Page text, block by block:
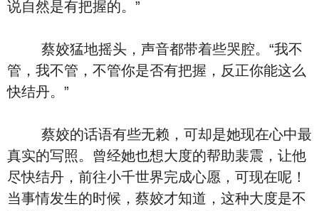
说自然是有把握的。”
蔡姣猛地摇头，声音都带着些哭腔。“我不
管，我不管，不管你是否有把握，反正你能这么
快结丹。”
蔡姣的话语有些无赖，可却是她现在心中最
真实的写照。曾经她也想大度的帮助裴震，让他
尽快结丹，前往小千世界完成心愿，可现在呢！
当事情发生的时候，蔡姣才知道，这种大度是不